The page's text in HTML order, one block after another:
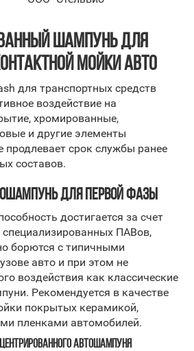
ШАМПУНЬ ДЛЯ
МОЙКИ АВТО
для транспортных средств
воздействие на
хромированные,
и другие элементы
продлевает срок службы ранее
составов.
ДЛЯ ПЕРВОЙ ФАЗЫ
достигается за счет
ПАВов,
борются с типичными
авто и при этом не
воздействия как классические
Рекомендуется в качестве
покрытых керамикой,
пленками автомобилей.
АВТОШАМПУНЯ